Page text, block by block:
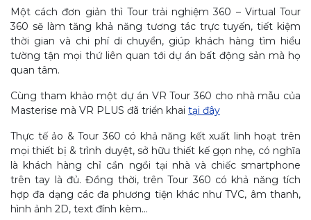
Một cách đơn giản thì Tour trải nghiệm 360 – Virtual Tour
360 sẽ làm tăng khả năng tương tác trực tuyến, tiết kiệm
thời gian và chi phí di chuyển, giúp khách hàng tìm hiểu
tường tận mọi thứ liên quan tới dự án bất động sản mà họ
quan tâm.
Cùng tham khảo một dự án VR Tour 360 cho nhà mẫu của
Masterise mà VR PLUS đã triển khai tại đây
Thực tế ảo & Tour 360 có khả năng kết xuất linh hoạt trên
mọi thiết bị & trình duyệt, sở hữu thiết kế gọn nhẹ, có nghĩa
là khách hàng chỉ cần ngồi tại nhà và chiếc smartphone
trên tay là đủ. Đồng thời, trên Tour 360 có khả năng tích
hợp đa dạng các đa phương tiện khác như TVC, âm thanh,
hình ảnh 2D, text đính kèm…